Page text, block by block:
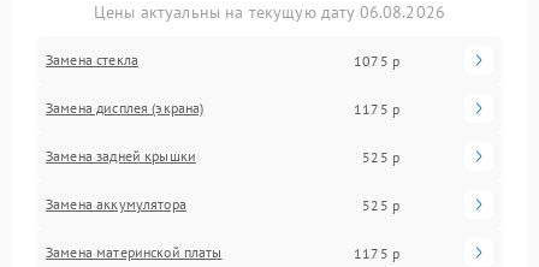
Цены актуальны на текущую дату 06.08.2026
Замена стекла 1075 р
Замена дисплея (экрана) 1175 р
Замена задней крышки 525 р
Замена аккумулятора 525 р
Замена материнской платы 1175 р